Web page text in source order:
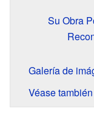
Su Obra
Galería de
Véase también